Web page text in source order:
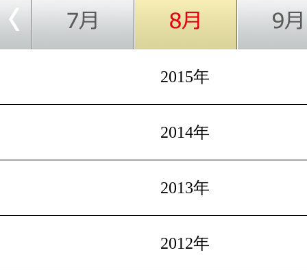
2015年
2014年
2013年
2012年